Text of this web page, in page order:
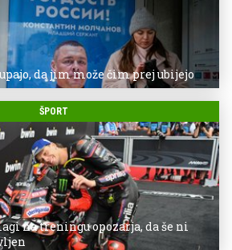
da jim može čim prej ubijejo
ŠPORT
na treningu opozarja, da še ni